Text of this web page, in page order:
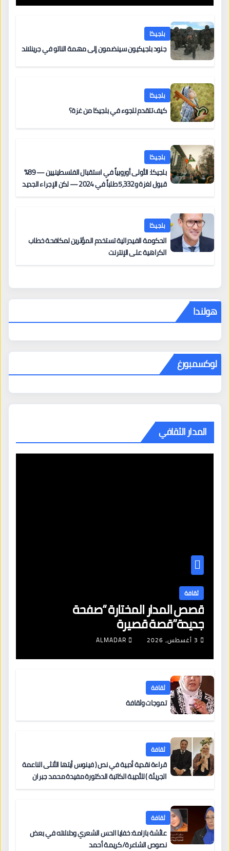
بلجيكا
جنود بلجيكيون سينضمون إلى مهمة الناتو في جرينلاند
بلجيكا
كيف تتقدم للجوء في بلجيكا من غزة؟
بلجيكا
بلجيكا: الأولى أوروبياً في استقبال الفلسطينيين — 89%
قبول لغزة و5,332 طلباً في 2024 — لكن الإجراء الجديد
بلجيكا
الحكومة الفيدرالية تستخدم المؤثرين لمكافحة خطاب
الكراهية على الإنترنت
هولندا
لوكسمبورغ
المدار الثقافي
ثقافة
قصص المدار المختارة “صفحة
جديدة”قصة قصيرة
3 أغسطس، 2026 ALMADAR
ثقافة
تموجات وثقافة
ثقافة
قراءة نقدية أدبية في نص ( فينوس أيتها الأنثى الناعمة
الجريئة ) للأديبة الكاتبة الدكتورة مفيدة محمد جبران
ثقافة
عائشة بازامة: خفايا الحس الشعري ودلالاته في بعض
نصوص الشاعرة/ كريمة أحمد